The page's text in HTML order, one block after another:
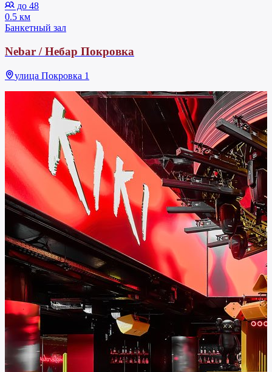
до 48
0.5 км
Банкетный зал
Nebar / Небар Покровка
улица Покровка 1